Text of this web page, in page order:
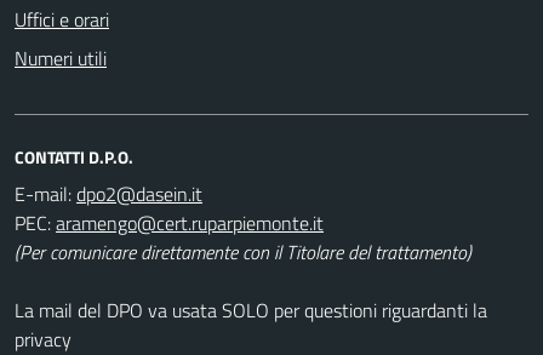
Uffici e orari
Numeri utili
CONTATTI D.P.O.
E-mail:
PEC:
(Per comunicare direttamente con il Titolare del trattamento)
La mail del DPO va usata SOLO per questioni riguardanti la
privacy